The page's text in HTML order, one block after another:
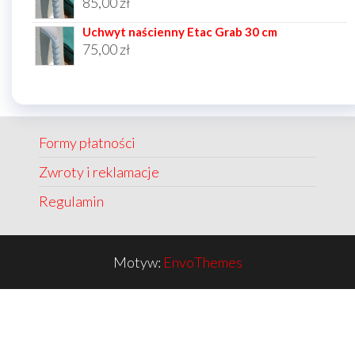
Uchwyt naścienny Etac Grab 30 cm
75,00zł
Formy płatności
Zwroty i reklamacje
Regulamin
Motyw: EnvoThemes